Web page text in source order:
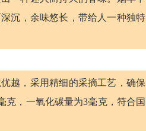
沉，余味悠长，带给人一种独特
越，采用精细的采摘工艺，确保
克，一氧化碳量为3毫克，符合国